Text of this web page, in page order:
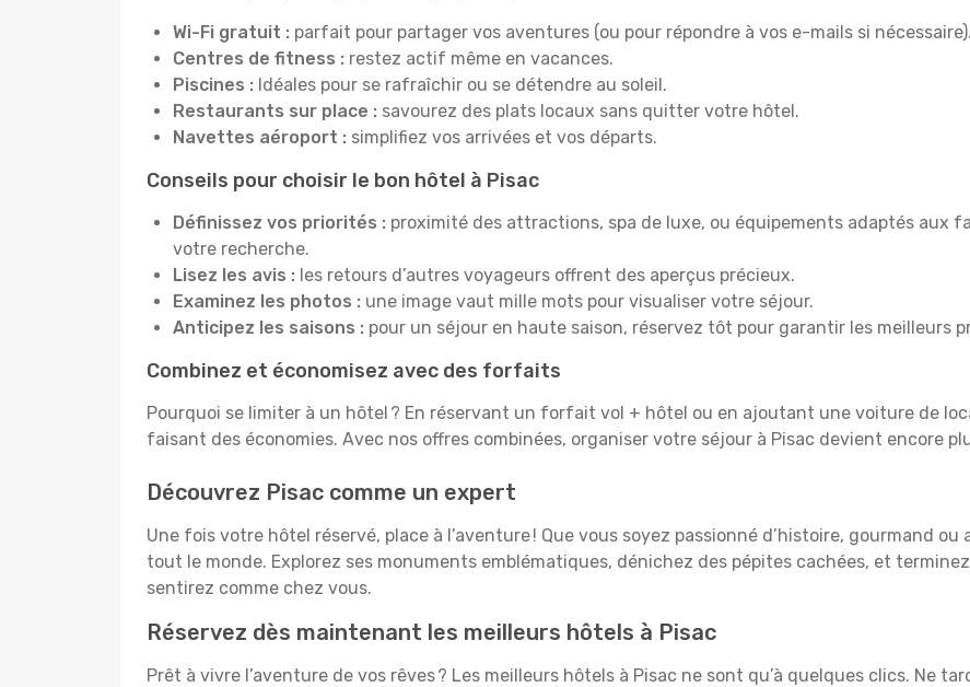
Wi-Fi gratuit : parfait pour partager vos aventures (ou pour répondre à vos e-mails si nécessaire).
Centres de fitness : restez actif même en vacances.
Piscines : Idéales pour se rafraîchir ou se détendre au soleil.
Restaurants sur place : savourez des plats locaux sans quitter votre hôtel.
Navettes aéroport : simplifiez vos arrivées et vos départs.
Conseils pour choisir le bon hôtel à Pisac
Définissez vos priorités : proximité des attractions, spa de luxe, ou équipements adaptés aux
votre recherche.
Lisez les avis : les retours d’autres voyageurs offrent des aperçus précieux.
Examinez les photos : une image vaut mille mots pour visualiser votre séjour.
Anticipez les saisons : pour un séjour en haute saison, réservez tôt pour garantir les meilleurs
Combinez et économisez avec des forfaits
Pourquoi se limiter à un hôtel ? En réservant un forfait vol + hôtel ou en ajoutant une voiture de
faisant des économies. Avec nos offres combinées, organiser votre séjour à Pisac devient encore
Découvrez Pisac comme un expert
Une fois votre hôtel réservé, place à l’aventure ! Que vous soyez passionné d’histoire, gourmand
tout le monde. Explorez ses monuments emblématiques, dénichez des pépites cachées, et
sentirez comme chez vous.
Réservez dès maintenant les meilleurs hôtels à Pisac
Prêt à vivre l’aventure de vos rêves ? Les meilleurs hôtels à Pisac ne sont qu’à quelques clics. Ne